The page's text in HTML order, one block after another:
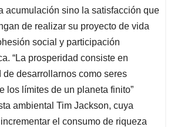
acumulación sino la satisfacción que
de realizar su proyecto de vida
social y participación
“La prosperidad consiste en
de desarrollarnos como seres
los límites de un planeta finito”
ambiental Tim Jackson, cuya
el consumo de riqueza